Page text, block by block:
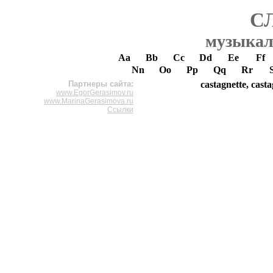
Aa Bb Cc Dd Ee
Ff
Nn
Oo Pp Qq Rr
Партнеры сайта:
www.EgorGerasimov.ru
www.MarinaGerasimova.ru
Ссылки
castagnette,